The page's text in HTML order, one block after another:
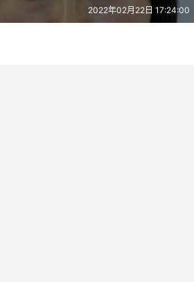
2022年02月22日 17:24:00